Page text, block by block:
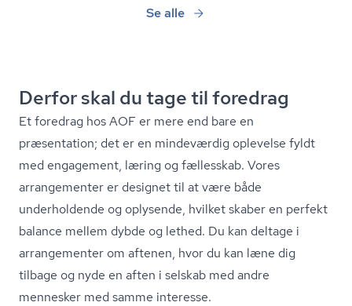
Se alle
Derfor skal du tage til foredrag
Et foredrag hos AOF er mere end bare en
præsentation; det er en mindeværdig oplevelse fyldt
med engagement, læring og fællesskab. Vores
arrangementer er designet til at være både
underholdende og oplysende, hvilket skaber en perfekt
balance mellem dybde og lethed. Du kan deltage i
arrangementer om aftenen, hvor du kan læne dig
tilbage og nyde en aften i selskab med andre
mennesker med samme interesse.